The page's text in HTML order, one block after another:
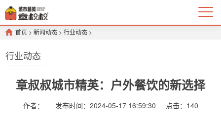
首页 >新闻动态 >行业动态 >
行业动态
章叔叔城市精英：户外餐饮的新选择
作者： 发布时间：2024-05-17 16:59:30 点击： 140